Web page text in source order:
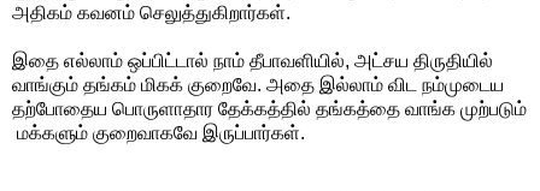
அதிகம் கவனம் செலுத்துகிறார்கள்.
இதை எல்லாம் ஒப்பிட்டால் நாம் தீபாவளியில், அட்சய திருதியில்
வாங்கும் தங்கம் மிகக் குறைவே. அதை இல்லாம் விட நம்முடைய
தற்போதைய பொருளாதார தேக்கத்தில் தங்கத்தை வாங்க முற்படும்
மக்களும் குறைவாகவே இருப்பார்கள்.